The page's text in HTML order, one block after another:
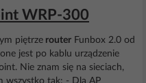
WRP-300
piętrze router Funbox 2.0 od
jest po kablu urządzenie
Nie znam się na sieciach,
wszystko tak: - Dla AP